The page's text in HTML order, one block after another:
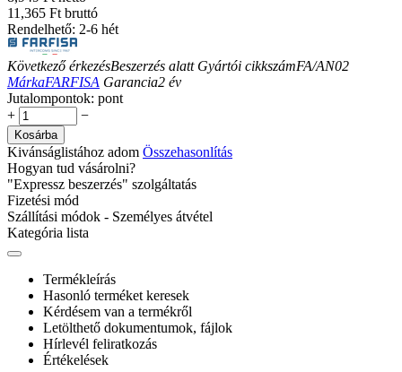
11,365 Ft bruttó
Rendelhető: 2-6 hét
Következő érkezésBeszerzés alatt Gyártói cikkszámFA/AN02
MárkaFARFISA Garancia2 év
Jutalompontok: pont
+
−
Kosárba
Kivánságlistához adom Összehasonlítás
Hogyan tud vásárolni?
"Expressz beszerzés" szolgáltatás
Fizetési mód
Szállítási módok - Személyes átvétel
Kategória lista
Termékleírás
Hasonló terméket keresek
Kérdésem van a termékről
Letölthető dokumentumok, fájlok
Hírlevél feliratkozás
Értékelések